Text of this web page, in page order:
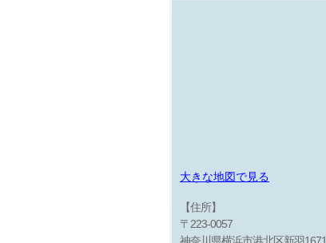
大きな地図で見る
【住所】
〒223-0057